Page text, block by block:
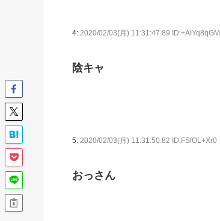
4: 2020/02/03(月) 11:31:47.89 ID:+AIYq8qGM
陰キャ
5: 2020/02/03(月) 11:31:50.82 ID:FSfOL+Xr0
おっさん